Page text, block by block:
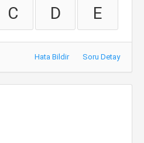
C D E
Hata Bildir Soru Detay